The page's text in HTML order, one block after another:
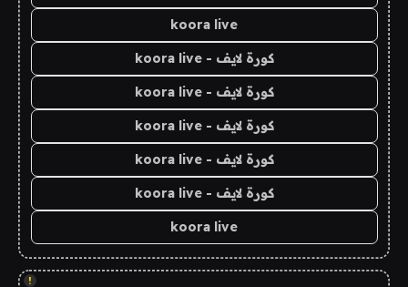
koora live
كورة لايف - koora live
كورة لايف - koora live
كورة لايف - koora live
كورة لايف - koora live
كورة لايف - koora live
koora live
!